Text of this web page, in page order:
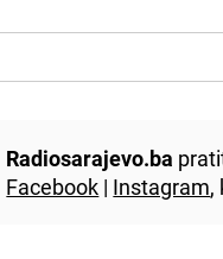
Radiosarajevo.ba
Facebook | Instagram,